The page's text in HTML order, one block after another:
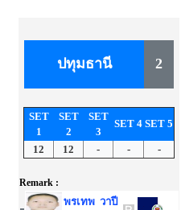
ปทุมธานี 2
SET
1
SET
2
SET
3
SET 4 SET 5
12 12 - - -
Remark :
พรเทพ วาปี